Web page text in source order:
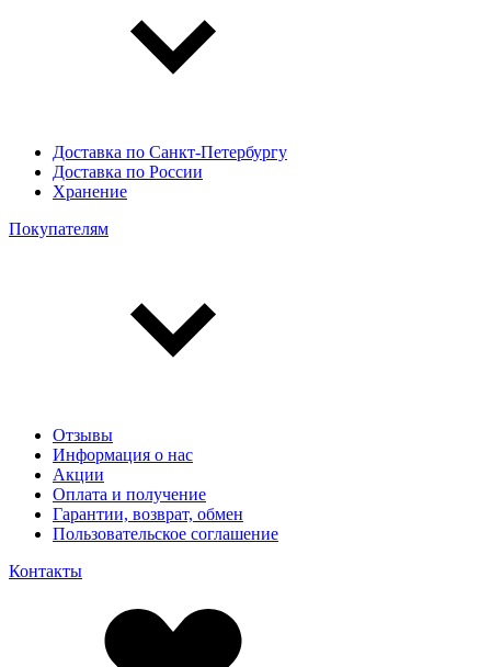
Доставка по Санкт-Петербургу
Доставка по России
Хранение
Покупателям
Отзывы
Информация о нас
Акции
Оплата и получение
Гарантии, возврат, обмен
Пользовательское соглашение
Контакты